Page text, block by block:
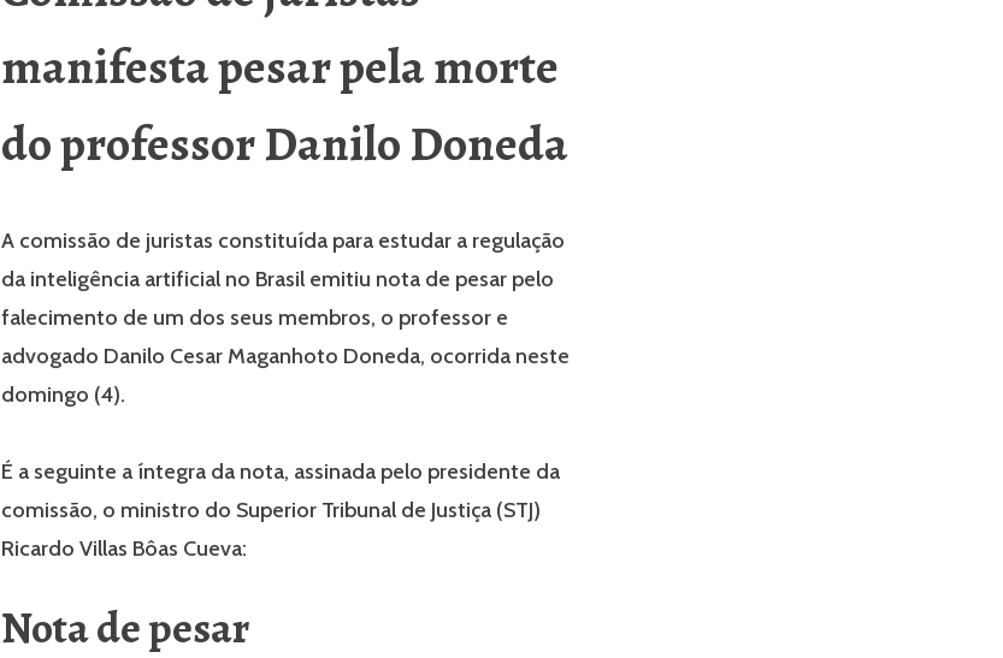
manifesta pesar pela morte
do professor Danilo Doneda
A comissão de juristas constituída para estudar a regulação
da inteligência artificial no Brasil emitiu nota de pesar pelo
falecimento de um dos seus membros, o professor e
advogado Danilo Cesar Maganhoto Doneda, ocorrida neste
domingo (4).
É a seguinte a íntegra da nota, assinada pelo presidente da
comissão, o ministro do Superior Tribunal de Justiça (STJ)
Ricardo Villas Bôas Cueva:
Nota de pesar